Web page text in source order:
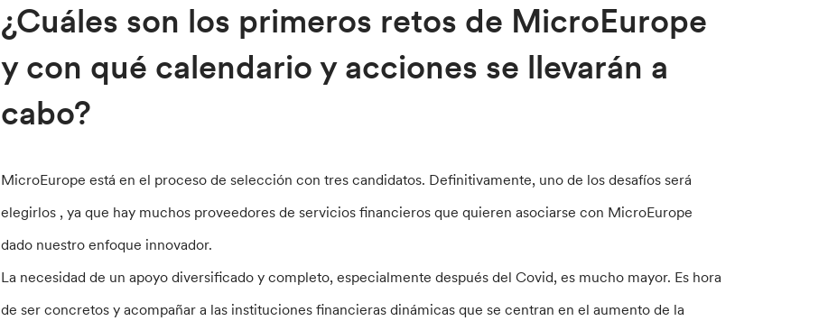
¿Cuáles son los primeros retos de MicroEurope
y con qué calendario y acciones se llevarán a
cabo?
MicroEurope está en el proceso de selección con tres candidatos. Definitivamente, uno de los desafíos será
elegirlos , ya que hay muchos proveedores de servicios financieros que quieren asociarse con MicroEurope
dado nuestro enfoque innovador.
La necesidad de un apoyo diversificado y completo, especialmente después del Covid, es mucho mayor. Es hora
de ser concretos y acompañar a las instituciones financieras dinámicas que se centran en el aumento de la